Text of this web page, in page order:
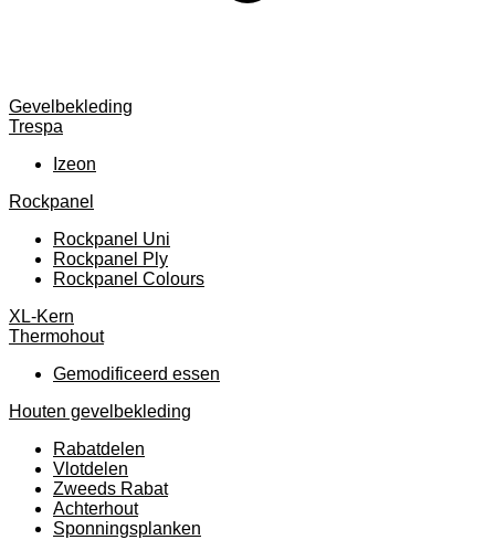
Gevelbekleding
Trespa
Izeon
Rockpanel
Rockpanel Uni
Rockpanel Ply
Rockpanel Colours
XL-Kern
Thermohout
Gemodificeerd essen
Houten gevelbekleding
Rabatdelen
Vlotdelen
Zweeds Rabat
Achterhout
Sponningsplanken